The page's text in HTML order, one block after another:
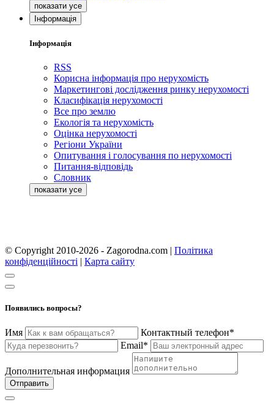
Інформація
Інформація
RSS
Корисна інформація про нерухомість
Маркетингові дослідження ринку нерухомості
Класифікація нерухомості
Все про землю
Екологія та нерухомість
Оцінка нерухомості
Регіони України
Опитування і голосування по нерухомості
Питання-відповідь
Словник
© Copyright 2010-2026 - Zagorodna.com | Політика
конфіденційності | Карта сайту
Появились вопросы?
Имя
Контактный телефон*
Email*
Дополнительная информация
Отправить